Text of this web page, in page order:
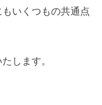
いくつもの共通点
します。